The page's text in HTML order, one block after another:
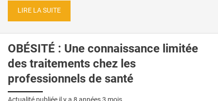
LIRE LA SUITE
OBÉSITÉ : Une connaissance limitée
des traitements chez les
professionnels de santé